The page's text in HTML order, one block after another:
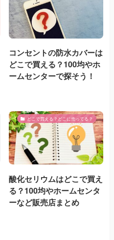
コンセントの防水カバーは
どこで買える？100均やホ
ームセンターで探そう！
どこで買える？どこに売ってる？
酸化セリウムはどこで買え
る？100均やホームセンタ
ーなど販売店まとめ